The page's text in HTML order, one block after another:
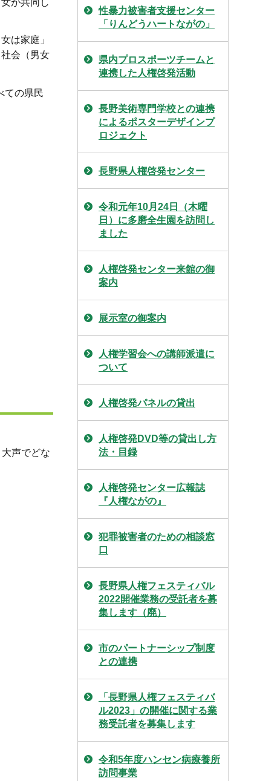
は家庭」
会（男女
ての県民
声でどな
性暴力被害者支援センター
「りんどうハートながの」
県内プロスポーツチームと
連携した人権啓発活動
長野美術専門学校との連携
によるポスターデザインプ
ロジェクト
長野県人権啓発センター
令和元年10月24日（木曜
日）に多磨全生園を訪問し
ました
人権啓発センター来館の御
案内
展示室の御案内
人権学習会への講師派遣に
ついて
人権啓発パネルの貸出
人権啓発DVD等の貸出し方
法・目録
人権啓発センター広報誌
『人権ながの』
犯罪被害者のための相談窓
口
長野県人権フェスティバル
2022開催業務の受託者を募
集します（廃）
市のパートナーシップ制度
との連携
「長野県人権フェスティバ
ル2023」の開催に関する業
務受託者を募集します
令和5年度ハンセン病療養所
訪問事業